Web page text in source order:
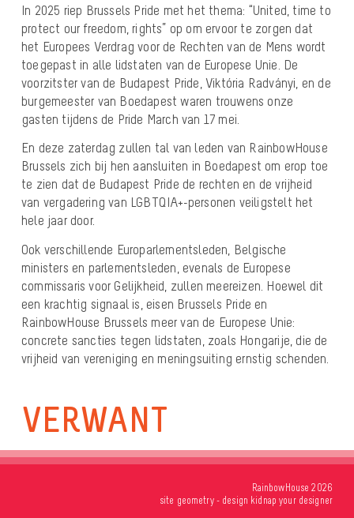
In 2025 riep Brussels Pride met het thema: “United, time to
protect our freedom, rights” op om ervoor te zorgen dat
het Europees Verdrag voor de Rechten van de Mens wordt
toegepast in alle lidstaten van de Europese Unie. De
voorzitster van de Budapest Pride, Viktória Radványi, en de
burgemeester van Boedapest waren trouwens onze
gasten tijdens de Pride March van 17 mei.
En deze zaterdag zullen tal van leden van RainbowHouse
Brussels zich bij hen aansluiten in Boedapest om erop toe
te zien dat de Budapest Pride de rechten en de vrijheid
van vergadering van LGBTQIA+-personen veiligstelt het
hele jaar door.
Ook verschillende Europarlementsleden, Belgische
ministers en parlementsleden, evenals de Europese
commissaris voor Gelijkheid, zullen meereizen. Hoewel dit
een krachtig signaal is, eisen Brussels Pride en
RainbowHouse Brussels meer van de Europese Unie:
concrete sancties tegen lidstaten, zoals Hongarije, die de
vrijheid van vereniging en meningsuiting ernstig schenden.
VERWANT
RainbowHouse 2026
site geometry- design kidnap your designer